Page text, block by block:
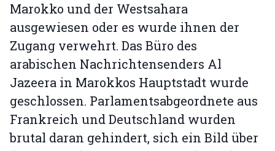
Marokko und der Westsahara
ausgewiesen oder es wurde ihnen der
Zugang verwehrt. Das Büro des
arabischen Nachrichtensenders Al
Jazeera in Marokkos Hauptstadt wurde
geschlossen. Parlamentsabgeordnete aus
Frankreich und Deutschland wurden
brutal daran gehindert, sich ein Bild über